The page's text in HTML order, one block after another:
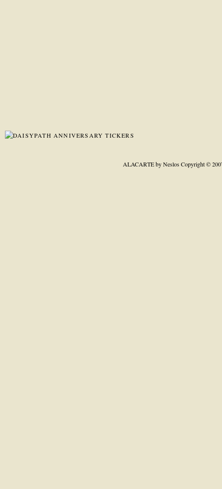
ALACARTE by NeslosCopyright ©